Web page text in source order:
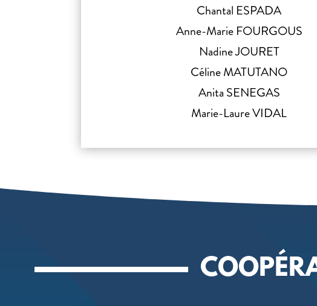
Chantal ESPADA
Anne-Marie FOURGOUS
Nadine JOURET
Céline MATUTANO
Anita SENEGAS
Marie-Laure VIDAL